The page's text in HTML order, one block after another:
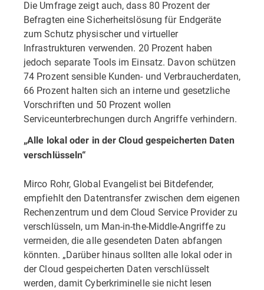
Die Umfrage zeigt auch, dass 80 Prozent der
Befragten eine Sicherheitslösung für Endgeräte
zum Schutz physischer und virtueller
Infrastrukturen verwenden. 20 Prozent haben
jedoch separate Tools im Einsatz. Davon schützen
74 Prozent sensible Kunden- und Verbraucherdaten,
66 Prozent halten sich an interne und gesetzliche
Vorschriften und 50 Prozent wollen
Serviceunterbrechungen durch Angriffe verhindern.
„Alle lokal oder in der Cloud gespeicherten Daten
verschlüsseln“
Mirco Rohr, Global Evangelist bei Bitdefender,
empfiehlt den Datentransfer zwischen dem eigenen
Rechenzentrum und dem Cloud Service Provider zu
verschlüsseln, um Man-in-the-Middle-Angriffe zu
vermeiden, die alle gesendeten Daten abfangen
könnten. „Darüber hinaus sollten alle lokal oder in
der Cloud gespeicherten Daten verschlüsselt
werden, damit Cyberkriminelle sie nicht lesen